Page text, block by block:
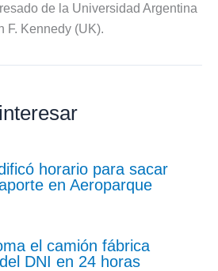
de la Universidad Argentina
F. Kennedy (UK).
horario para sacar
en Aeroparque
el camión fábrica
DNI en 24 horas